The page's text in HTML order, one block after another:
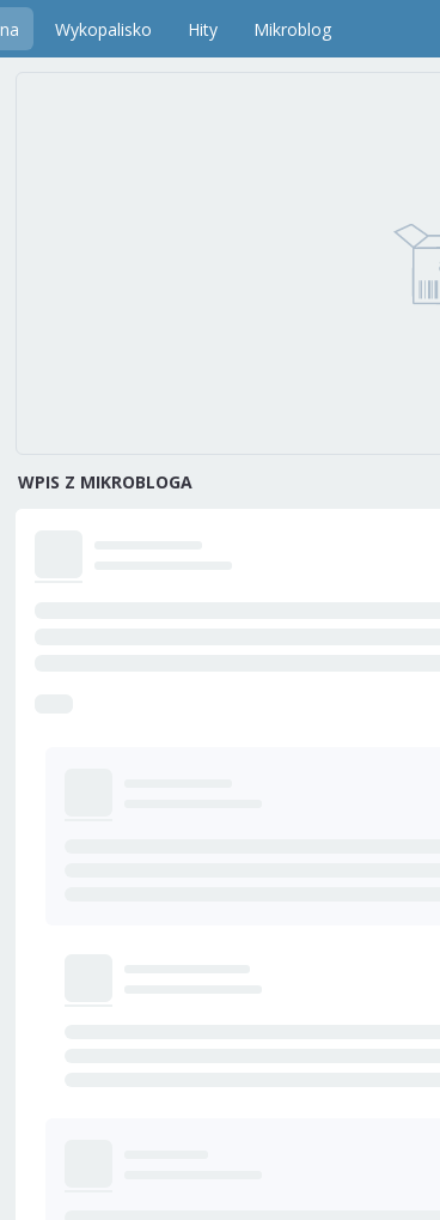
Wykopalisko Hity Mikroblog
WPIS Z MIKROBLOGA